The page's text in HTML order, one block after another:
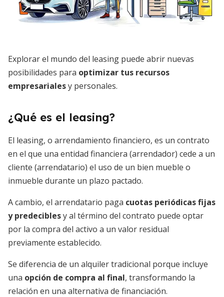
Explorar el mundo del leasing puede abrir nuevas
posibilidades para optimizar tus recursos
empresarialesy personales.
¿Qué es el leasing?
El leasing, o arrendamiento financiero, es un contrato
en el que una entidad financiera (arrendador) cede a un
cliente (arrendatario) el uso de un bien mueble o
inmueble durante un plazo pactado.
A cambio, el arrendatario paga cuotas periódicas fijas
y predeciblesy al término del contrato puede optar
por la compra del activo a un valor residual
previamente establecido.
Se diferencia de un alquiler tradicional porque incluye
una opción de compra al final, transformando la
relación en una alternativa de financiación.